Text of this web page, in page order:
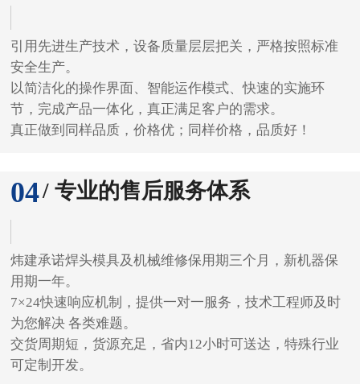
04
炜建承诺焊头模具及机械维修保用期三个月，新机器保
用期一年。
7×24快速响应机制，提供一对一服务，技术工程师及时
交货周期短，货源充足，省内12小时可送达，特殊行业
可定制开发。
公司简介